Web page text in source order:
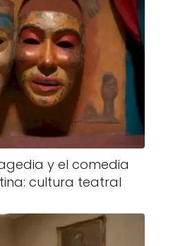
y el comedia
cultura teatral